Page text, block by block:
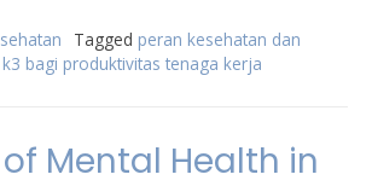
Tagged peran kesehatan dan
bagi produktivitas tenaga kerja
of Mental Health in